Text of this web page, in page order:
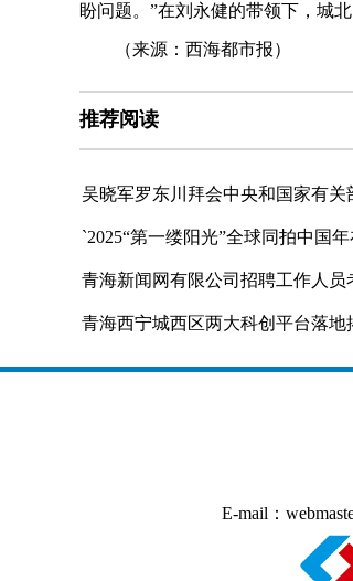
盼问题。”在刘永健的带领下，城
（来源：西海都市报）
推荐阅读
吴晓军罗东川拜会中央和国家有关
`2025“第一缕阳光”全球同拍中国
青海新闻网有限公司招聘工作人员
青海西宁城西区两大科创平台落地
E-mail：